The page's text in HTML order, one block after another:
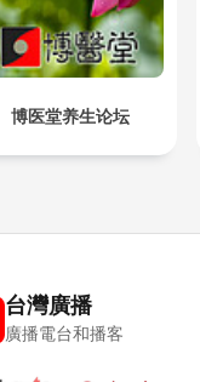
博医堂养生论坛
台灣廣播
廣播電台和播客